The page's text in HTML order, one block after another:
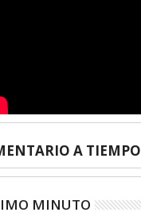
A TIEMPO
MINUTO